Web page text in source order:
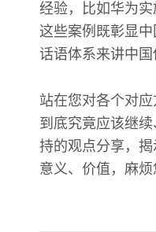
经验，比如华为实
这些案例既彰显
话语体系来讲中国
站在您对各个对
到底究竟应该继
持的观点分享，
意义、价值，麻